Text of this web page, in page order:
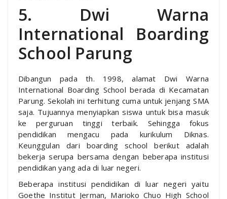
5. Dwi Warna
International Boarding
School Parung
Dibangun pada th. 1998, alamat Dwi Warna
International Boarding School berada di Kecamatan
Parung. Sekolah ini terhitung cuma untuk jenjang SMA
saja. Tujuannya menyiapkan siswa untuk bisa masuk
ke perguruan tinggi terbaik. Sehingga fokus
pendidikan mengacu pada kurikulum Diknas.
Keunggulan dari boarding school berikut adalah
bekerja serupa bersama dengan beberapa institusi
pendidikan yang ada di luar negeri.
Beberapa institusi pendidikan di luar negeri yaitu
Goethe Institut Jerman, Marioko Chuo High School